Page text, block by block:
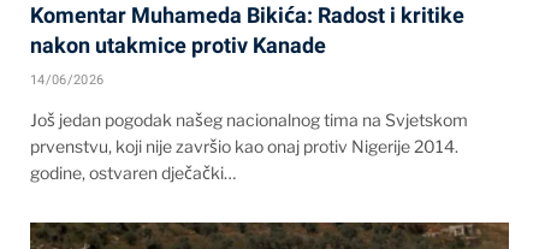
Komentar Muhameda Bikića: Radost i kritike
nakon utakmice protiv Kanade
14/06/2026
Još jedan pogodak našeg nacionalnog tima na Svjetskom
prvenstvu, koji nije završio kao onaj protiv Nigerije 2014.
godine, ostvaren dječački…